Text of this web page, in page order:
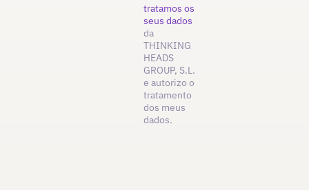
tratamos os
seus dados
da
THINKING
HEADS
GROUP, S.L.
e autorizo o
tratamento
dos meus
dados.